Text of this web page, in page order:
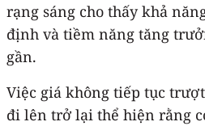
rạng sáng cho thấy khả
định và tiềm năng tăng
gần.
Việc giá không tiếp tục
đi lên trở lại thể hiện rằng